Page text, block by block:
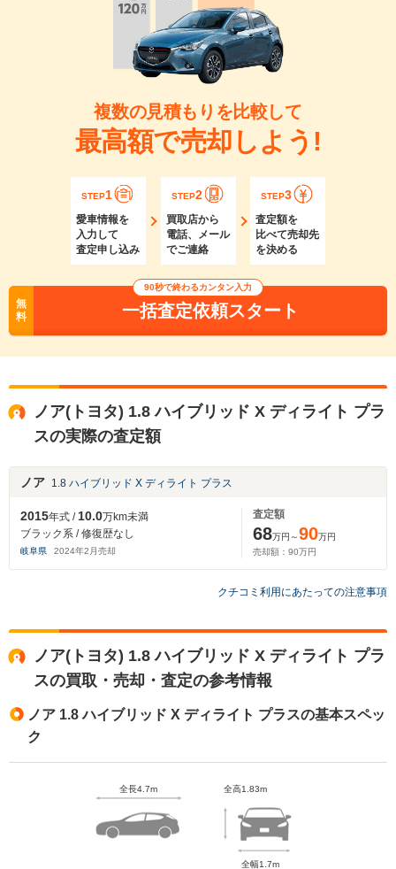
複数の見積もりを比較して
最高額で売却しよう!
STEP1
愛車情報を
入力して
査定申し込み
STEP2
買取店から
電話、メール
でご連絡
STEP3
査定額を
比べて売却先
を決める
無
料
90秒で終わるカンタン入力
一括査定依頼スタート
ノア(トヨタ) 1.8 ハイブリッド X ディライト プラ
スの実際の査定額
ノア 1.8 ハイブリッド X ディライト プラス
2015年式 /10.0万km未満
ブラック系 / 修復歴なし
岐阜県 2024年2 月売却
査定額
68万円～90万円
売却額： 90万円
クチコミ利用にあたっての注意事項
ノア(トヨタ) 1.8 ハイブリッド X ディライト プラ
スの買取・売却・査定の参考情報
ノア 1.8 ハイブリッド X ディライト プラスの基本スペッ
ク
全長4.7m 全高1.83m
全幅1.7m